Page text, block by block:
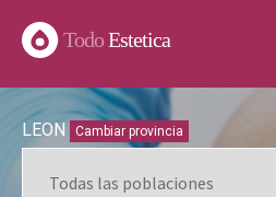
TodoEstetica
LEON Cambiar provincia